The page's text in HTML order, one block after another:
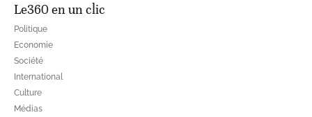
Le360 en un clic
Politique
Economie
Société
International
Culture
Médias